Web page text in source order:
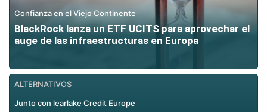
Confianza en el Viejo Continente
BlackRock lanza un ETF UCITS para aprovechar el
auge de las infraestructuras en Europa
ALTERNATIVOS
Junto con learlake Credit Europe